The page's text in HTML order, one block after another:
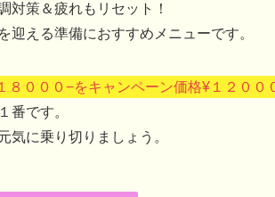
対策＆疲れもリセット！
迎える準備におすすめメニューです。
８０００−をキャンペーン価格¥１２００
番です。
気に乗り切りましょう。